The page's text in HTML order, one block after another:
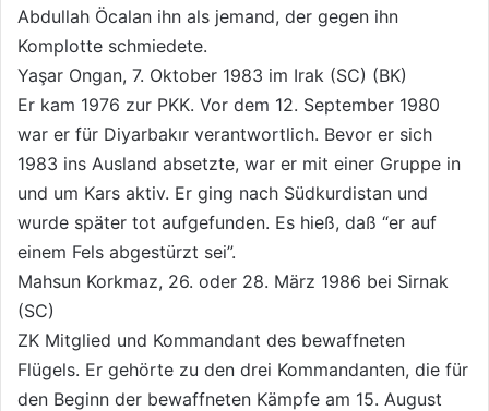
Abdullah Öcalan ihn als jemand, der gegen ihn
Komplotte schmiedete.
Yaşar Ongan, 7. Oktober 1983 im Irak (SC) (BK)
Er kam 1976 zur PKK. Vor dem 12. September 1980
war er für Diyarbakır verantwortlich. Bevor er sich
1983 ins Ausland absetzte, war er mit einer Gruppe in
und um Kars aktiv. Er ging nach Südkurdistan und
wurde später tot aufgefunden. Es hieß, daß “er auf
einem Fels abgestürzt sei”.
Mahsun Korkmaz, 26. oder 28. März 1986 bei Sirnak
(SC)
ZK Mitglied und Kommandant des bewaffneten
Flügels. Er gehörte zu den drei Kommandanten, die für
den Beginn der bewaffneten Kämpfe am 15. August